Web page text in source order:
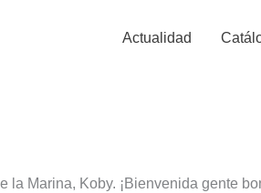
Actualidad
Marina, Koby. ¡Bienvenida gente